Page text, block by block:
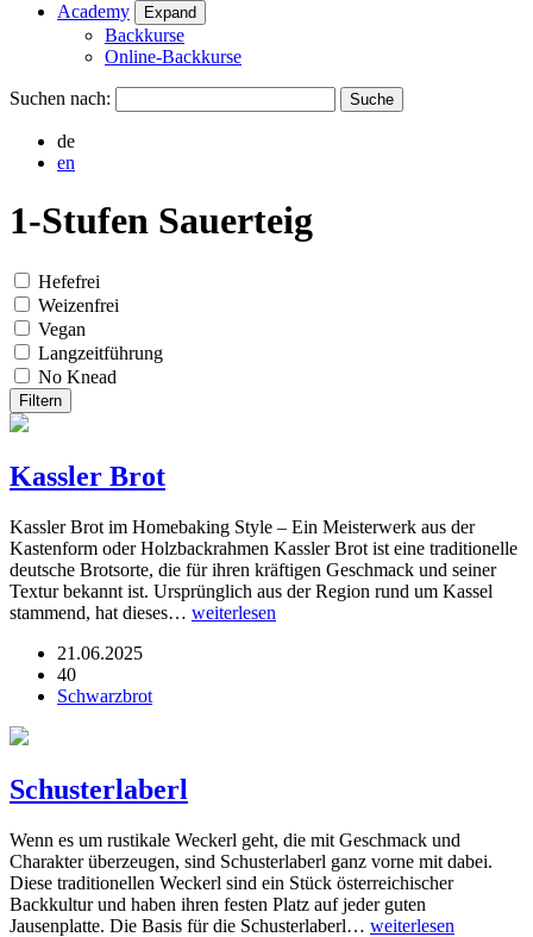
Academy
Expand
Backkurse
Online-Backkurse
Suchen nach:
de
en
1-Stufen Sauerteig
Hefefrei
Weizenfrei
Vegan
Langzeitführung
No Knead
Filtern
Kassler Brot
Kassler Brot im Homebaking Style – Ein Meisterwerk aus der
Kastenform oder Holzbackrahmen Kassler Brot ist eine traditionelle
deutsche Brotsorte, die für ihren kräftigen Geschmack und seiner
Textur bekannt ist. Ursprünglich aus der Region rund um Kassel
stammend, hat dieses… weiterlesen
21.06.2025
40
Schwarzbrot
Schusterlaberl
Wenn es um rustikale Weckerl geht, die mit Geschmack und
Charakter überzeugen, sind Schusterlaberl ganz vorne mit dabei.
Diese traditionellen Weckerl sind ein Stück österreichischer
Backkultur und haben ihren festen Platz auf jeder guten
Jausenplatte. Die Basis für die Schusterlaberl… weiterlesen